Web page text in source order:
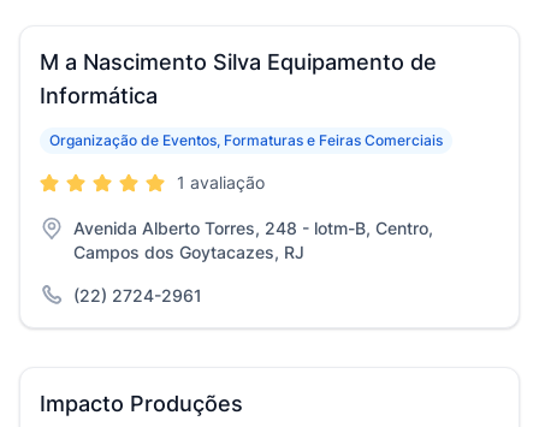
M a Nascimento Silva Equipamento de
Informática
Organização de Eventos, Formaturas e Feiras Comerciais
1 avaliação
Avenida Alberto Torres, 248 - lotm-B, Centro,
Campos dos Goytacazes, RJ
(22) 2724-2961
Impacto Produções